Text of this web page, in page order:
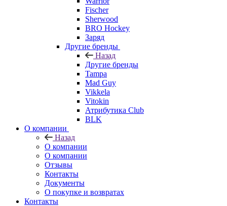
Fischer
Sherwood
BRO Hockey
Заряд
Другие бренды
Назад
Другие бренды
Tampa
Mad Guy
Vikkela
Vitokin
Атрибутика Club
BLK
О компании
Назад
О компании
О компании
Отзывы
Контакты
Документы
О покупке и возвратах
Контакты